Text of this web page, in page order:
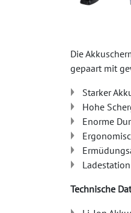
Die
gepaart mit
Starker
Hohe
Enorme
Technische